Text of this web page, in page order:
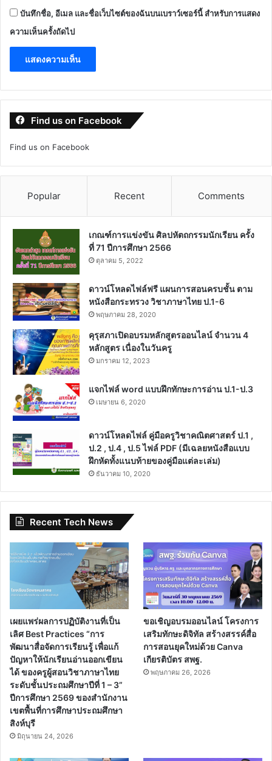
บันทึกชื่อ, อีเมล และชื่อเว็บไซต์ของฉันบนเบราว์เซอร์นี้ สำหรับการแสดง
ความเห็นครั้งถัดไป
Find us on Facebook
Find us on Facebook
Popular Recent Comments
เกณฑ์การแข่งขัน ศิลปหัตถกรรมนักเรียน ครั้ง
ที่ 71 ปีการศึกษา 2566
ตุลาคม 5, 2022
ดาวน์โหลดไฟล์ฟรี แผนการสอนครบชั้น ตาม
หนังสือกระทรวง วิชาภาษาไทย ป.1-6
พฤษภาคม 28, 2020
คุรุสภาเปิดอบรมหลักสูตรออนไลน์ จำนวน 4
หลักสูตร เนื่องในวันครู
มกราคม 12, 2023
แจกไฟล์ word แบบฝึกทักษะการอ่าน ป.1-ป.3
เมษายน 6, 2020
ดาวน์โหลดไฟล์ คู่มือครูวิชาคณิตศาสตร์ ป.1 ,
ป.2 , ป.4 , ป.5 ไฟล์ PDF (มีเฉลยหนังสือแบบ
ฝึกหัดทั้งแนบท้ายของคู่มือแต่ละเล่ม)
ธันวาคม 10, 2020
Recent Tech News
เผยแพร่ผลการปฏิบัติงานที่เป็น
เลิศ Best Practices “การ
พัฒนาสื่อจัดการเรียนรู้ เพื่อแก้
ปัญหาให้นักเรียนอ่านออกเขียน
ได้ ของครูผู้สอนวิชาภาษาไทย
ระดับชั้นประถมศึกษาปีที่ 1 – 3”
ปีการศึกษา 2569 ของสำนักงาน
เขตพื้นที่การศึกษาประถมศึกษา
สิงห์บุรี
มิถุนายน 24, 2026
ขอเชิญอบรมออนไลน์ โครงการ
เสริมทักษะดิจิทัล สร้างสรรค์สื่อ
การสอนยุคใหม่ด้วย Canva
เกียรติบัตร สพฐ.
พฤษภาคม 26, 2026